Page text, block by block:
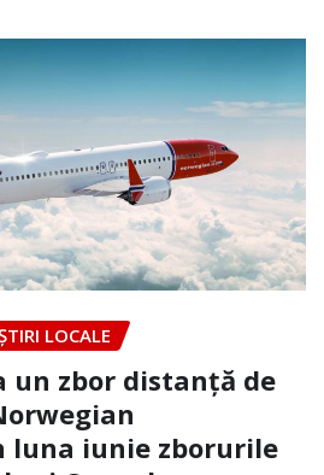
LOCALE
un zbor distanță de
luna iunie zborurile